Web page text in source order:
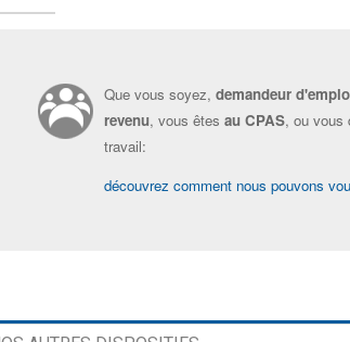
Que vous soyez, demandeur
revenu, vous êtes au CPAS, ou vous
travail:
découvrez comment nous pouvons